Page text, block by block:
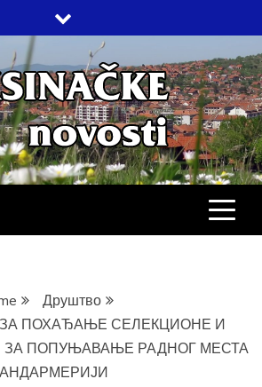
КУЛТУРА, ЕКОНОМИЈА,
ИМЕНИК,
Друштво
ПОХАЂАЊЕ СЕЛЕКЦИОНЕ И
ЗА ПОПУЊАВАЊЕ РАДНОГ МЕСТА